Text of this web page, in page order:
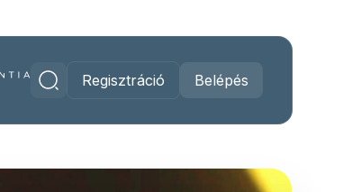
Regisztráció Belépés